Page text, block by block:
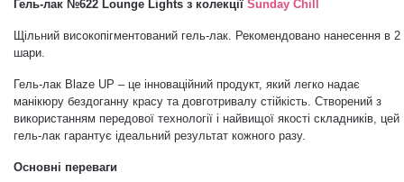
Дезінфекція та стерилізація
Декор для нігтів
Трикутники (каміфубукі)
Наклейки гнучкі лінії
Наліпки гнучкі лінії
Навчання
Гель-лак №622 Lounge Lights з колекції Sunday Chill
Щільний високопігментований гель-лак. Рекомендовано нанесення в 2
шари.
Гель-лак Blaze UP – це інноваційний продукт, який легко надає
манікюру бездоганну красу та довготривалу стійкість. Створений з
використанням передової технології і найвищої якості складників, цей
гель-лак гарантує ідеальний результат кожного разу.
Основні переваги